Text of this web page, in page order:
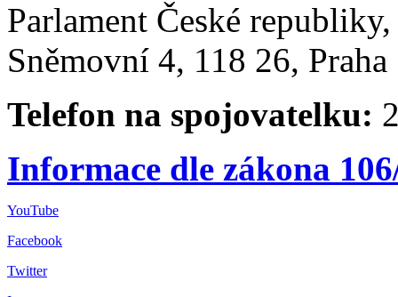
Parlament České
Sněmovní 4, 118 26,
Telefon na spojovatelku:
Informace dle zákona
YouTube
Facebook
Twitter